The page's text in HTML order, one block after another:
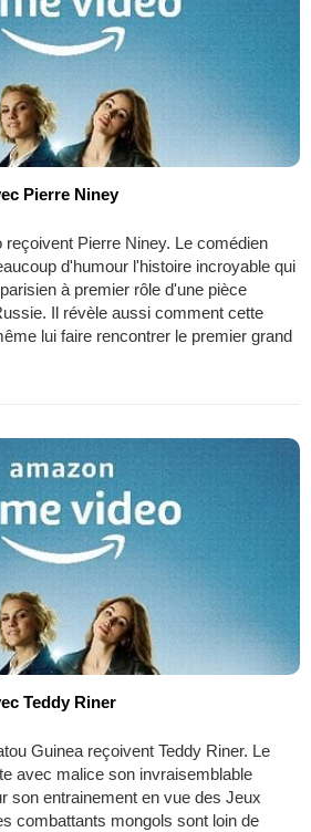
Pierre Niney
reçoivent Pierre Niney. Le comédien
d'humour l'histoire incroyable qui
à premier rôle d'une pièce
Il révèle aussi comment cette
lui faire rencontrer le premier grand
Teddy Riner
Guinea reçoivent Teddy Riner. Le
avec malice son invraisemblable
son entrainement en vue des Jeux
combattants mongols sont loin de